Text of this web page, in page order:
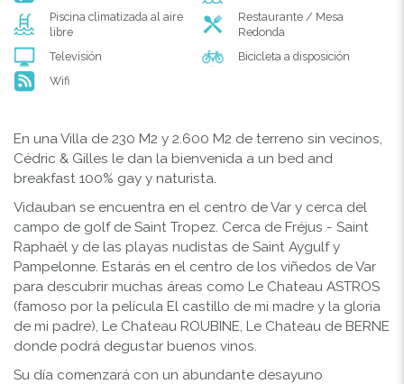
Piscina climatizada al aire
libre
Restaurante / Mesa
Redonda
Televisión
Bicicleta a disposición
Wifi
En una Villa de 230 M2 y 2.600 M2 de terreno sin vecinos,
Cédric & Gilles le dan la bienvenida a un bed and
breakfast 100% gay y naturista.
Vidauban se encuentra en el centro de Var y cerca del
campo de golf de Saint Tropez. Cerca de Fréjus - Saint
Raphaël y de las playas nudistas de Saint Aygulf y
Pampelonne. Estarás en el centro de los viñedos de Var
para descubrir muchas áreas como Le Chateau ASTROS
(famoso por la película El castillo de mi madre y la gloria
de mi padre), Le Chateau ROUBINE, Le Chateau de BERNE
donde podrá degustar buenos vinos.
Su día comenzará con un abundante desayuno